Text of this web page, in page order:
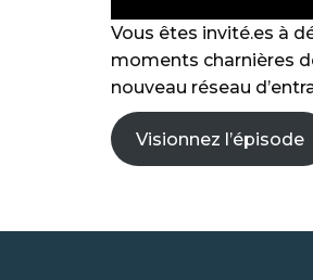
Vous êtes invité.es à
moments charnières
nouveau réseau
Visionnez l’épisode